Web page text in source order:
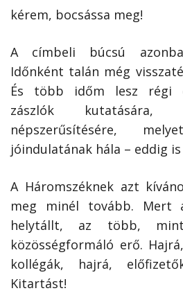
kérem, bocsássa meg!
A címbeli búcsú
Időnként talán még
És több időm lesz régi
zászlók kutatására,
népszerűsítésére,
jóindulatának hála – eddig
A Háromszéknek azt
meg minél tovább. Mert
helytállt, az több,
közösségformáló erő.
kollégák, hajrá,
Kitartást!